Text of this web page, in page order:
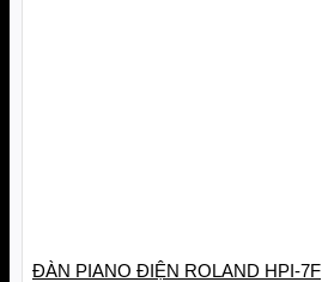
ĐÀN PIANO ĐIỆN ROLAND HPI-7F